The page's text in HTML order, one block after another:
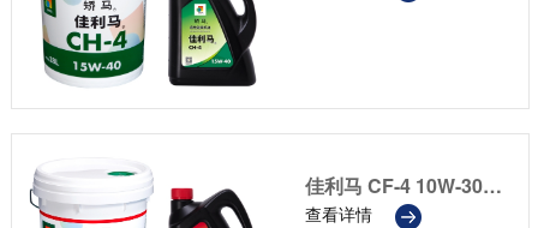
佳利马 CF-4 10W-30/15W-40/20W-50
查看详情